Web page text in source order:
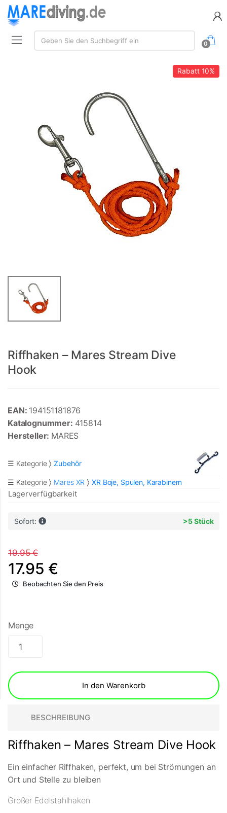
Suche:
Geben Sie den Suchbegriff ein
0
Rabatt10%
Riffhaken – Mares Stream Dive
Hook
EAN: 194151181876
Katalognummer: 415814
Hersteller: MARES
☰ Kategorie Zubehör
☰ Kategorie Mares XR XR Boje, Spulen, Karabinern
Lagerverfügbarkeit
Sofort: >5 Stück
19.95 €
17.95 €
Beobachten Sie den Preis
Menge
In den Warenkorb
BESCHREIBUNG
Riffhaken – Mares Stream Dive Hook
Ein einfacher Riffhaken, perfekt, um bei Strömungen an
Ort und Stelle zu bleiben
Großer Edelstahlhaken